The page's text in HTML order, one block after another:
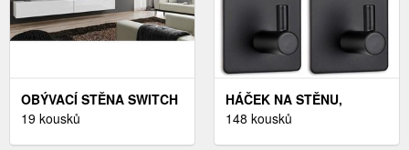
OBÝVACÍ STĚNA SWITCH
VII BÍLÝ
19 kousků
HÁČEK NA STĚNU,
ČERNÁ
148 kousků